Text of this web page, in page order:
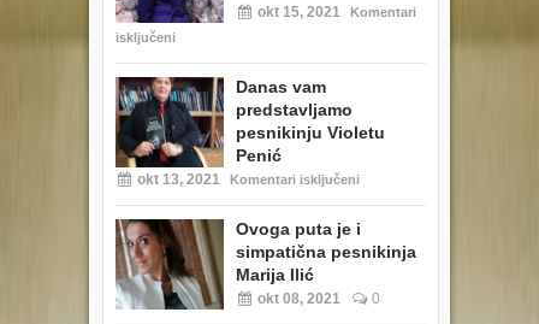
okt 15, 2021
Komentari
isključeni
Danas vam
predstavljamo
pesnikinju Violetu
Penić
okt 13, 2021 Komentari isključeni
Ovoga puta je i
simpatična pesnikinja
Marija Ilić
okt 08, 2021 0